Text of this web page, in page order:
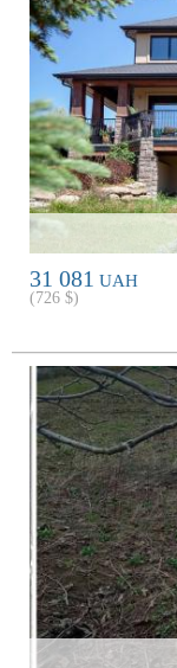
31 081 UAH
(726 $)